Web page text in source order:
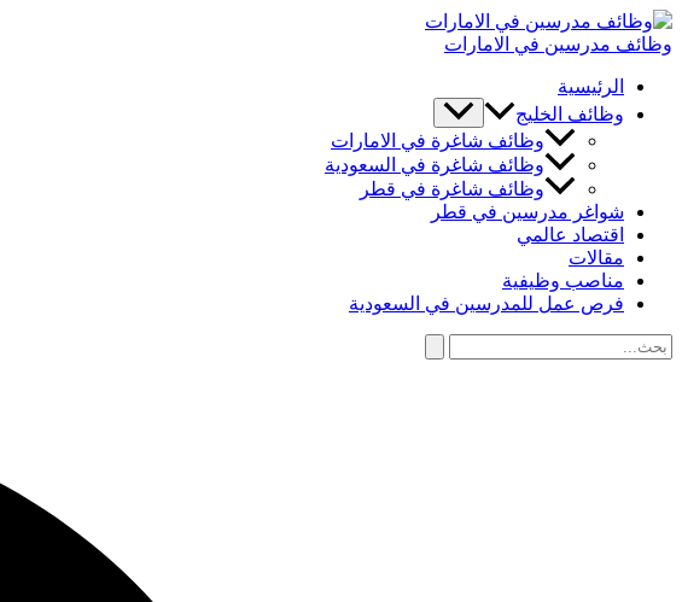
تخطي
إلى
وظائف مدرسين في الامارات
الرئيسية
وظائف الخليج
وظائف شاغرة في الامارات
وظائف شاغرة في السعودية
وظائف شاغرة في قطر
شواغر مدرسين في قطر
اقتصاد عالمي
مقالات
مناصب وظيفية
فرص عمل للمدرسين في السعودية
البحث